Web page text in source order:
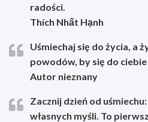
radości.
Thích Nhất Hạnh
Uśmiechaj się do życia, a
powodów, by się do ciebie
Autor nieznany
Zacznij dzień od
własnych myśli. To